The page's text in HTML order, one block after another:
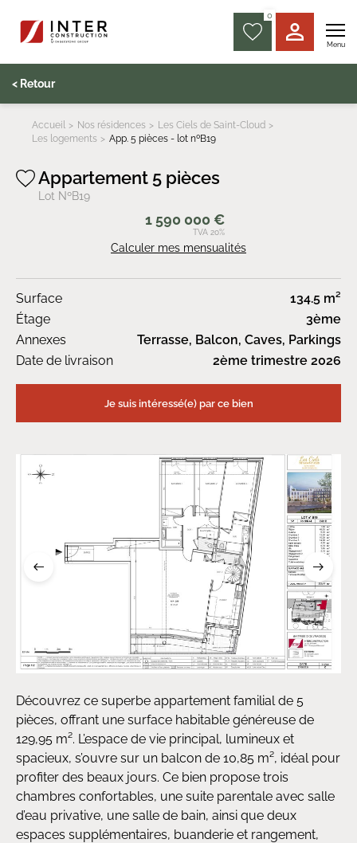
0
Menu
< Retour
Accueil Nos résidences
Les Ciels de Saint-Cloud
Les logements
App. 5 pièces - lot nºB19
Appartement 5 pièces
Lot NºB19
1 590 000 €
TVA 20%
Calculer mes mensualités
Surface
134.5 m²
Étage
3ème
Annexes
Terrasse, Balcon, Caves, Parkings
Date de livraison
2ème trimestre 2026
Je suis intéressé(e) par ce bien
Découvrez ce superbe appartement familial de 5
pièces, offrant une surface habitable généreuse de
129,95 m². L’espace de vie principal, lumineux et
spacieux, s’ouvre sur un balcon de 10,85 m², idéal pour
profiter des beaux jours. Ce bien propose trois
chambres confortables, une suite parentale avec salle
d’eau privative, une salle de bain, ainsi que deux
espaces supplémentaires, buanderie et rangement,